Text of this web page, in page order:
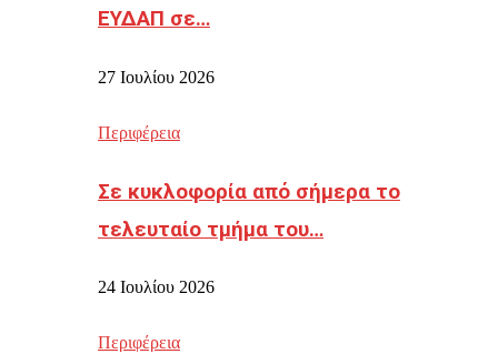
ΕΥΔΑΠ σε…
27 Ιουλίου 2026
Περιφέρεια
Σε κυκλοφορία από σήμερα το
τελευταίο τμήμα του…
24 Ιουλίου 2026
Περιφέρεια